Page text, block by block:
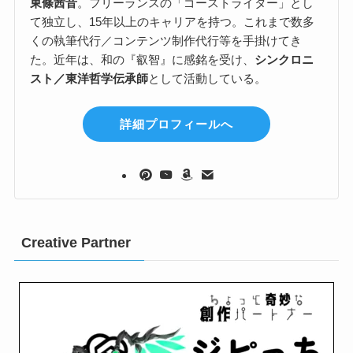
東條茜音。フリーランスの「ゴーストライター」とし
て独立し、15年以上のキャリアを持つ。これまで数多
くの執筆代行／コンテンツ制作代行等を手掛けてき
た。近年は、和の『叡智』に感銘を受け、 シンクロニ
スト／東洋哲学伝承師として活動している。
詳細プロフィールへ
Creative Partner